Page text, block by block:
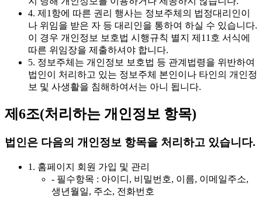
4. 제1항에 따른 권리 행사는 정보주체의 법정대리인이
나 위임을 받은 자 등 대리인을 통하여 하실 수 있습니다.
이 경우 개인정보 보호법 시행규칙 별지 제11호 서식에
따른 위임장을 제출하셔야 합니다.
5. 정보주체는 개인정보 보호법 등 관계법령을 위반하여
법인이 처리하고 있는 정보주체 본인이나 타인의 개인정
보 및 사생활을 침해하여서는 아니 됩니다.
제6조(처리하는 개인정보 항목)
법인은 다음의 개인정보 항목을 처리하고 있습니다.
1. 홈페이지 회원 가입 및 관리
- 필수항목 : 아이디, 비밀번호, 이름, 이메일주소,
생년월일, 주소, 전화번호